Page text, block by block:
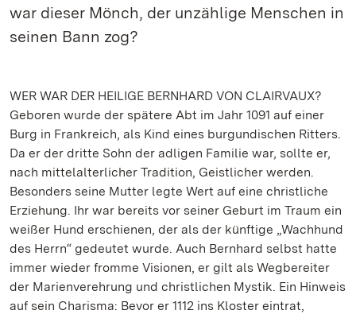
war dieser Mönch, der unzählige Menschen in
seinen Bann zog?
WER WAR DER HEILIGE BERNHARD VON CLAIRVAUX?
Geboren wurde der spätere Abt im Jahr 1091 auf einer
Burg in Frankreich, als Kind eines burgundischen Ritters.
Da er der dritte Sohn der adligen Familie war, sollte er,
nach mittelalterlicher Tradition, Geistlicher werden.
Besonders seine Mutter legte Wert auf eine christliche
Erziehung. Ihr war bereits vor seiner Geburt im Traum ein
weißer Hund erschienen, der als der künftige „Wachhund
des Herrn“ gedeutet wurde. Auch Bernhard selbst hatte
immer wieder fromme Visionen, er gilt als Wegbereiter
der Marienverehrung und christlichen Mystik. Ein Hinweis
auf sein Charisma: Bevor er 1112 ins Kloster eintrat,